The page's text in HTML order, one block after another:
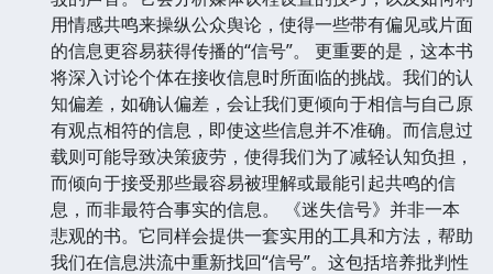
用情感共鸣来操纵公众舆论，使得一些带有偏见或片面
的信息更容易获得传播的“信号”。 更重要的是，这本书
将深入讨论个体在接收信息时所面临的挑战。我们的认
知偏差，如确认偏差，会让我们更倾向于相信与自己原
有观点相符的信息，即使这些信息并不准确。而信息过
载则可能导致决策疲劳，使得我们为了减轻认知负担，
而倾向于接受那些最容易被理解或最能引起共鸣的信
息，而非最符合事实的信息。 《迷失信号》并非一本
悲观的书。它同样会提供一套实用的工具和方法，帮助
我们在信息洪流中重新找回“信号”。这包括培养批判性